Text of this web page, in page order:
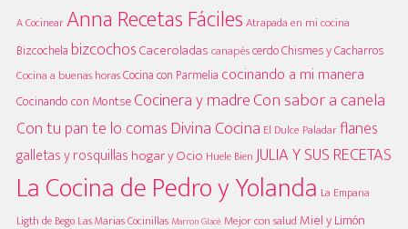
A CocinearAnna Recetas FácilesAtrapada en mi cocina
Bizcochela bizcochosCaceroladascanapéscerdoChismes y Cacharros
Cocina a buenas horasCocina con Parmelia cocinando a mi manera
Cocinando con MontseCocinera y madreCon sabor a canela
Con tu pan te lo comasDivina Cocina El Dulce Paladarflanes
galletas y rosquillas hogar y Ocio Huele Bien JULIA Y SUS RECETAS
La Cocina de Pedro y Yolanda La Empana
Ligth de Bego Las Marias Cocinillas Marron GlacèMejor con saludMiel y Limón